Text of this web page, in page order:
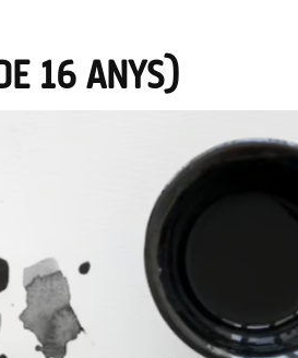
16 ANYS)